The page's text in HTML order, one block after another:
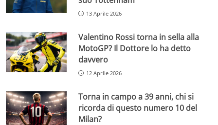
13 Aprile 2026
Valentino Rossi torna in sella alla
MotoGP? Il Dottore lo ha detto
davvero
12 Aprile 2026
Torna in campo a 39 anni, chi si
ricorda di questo numero 10 del
Milan?